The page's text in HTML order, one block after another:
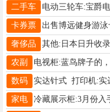
二手车
卡券票
奢侈品
农副
数码
家电